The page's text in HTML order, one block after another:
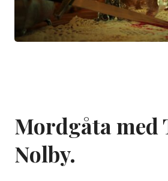
Mordgåta med
Nolby.